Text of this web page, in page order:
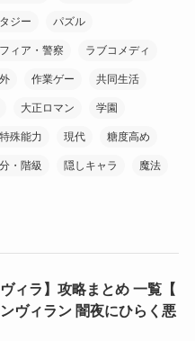
(8)
(7)
(10)
(11)
ジー パズル
ィア・警察 ラブコメディ
作業ゲー 共同生活
大正ロマン 学園
特殊能力 現代 糖度高め
・階級 隠しキャラ 魔法
ヴィラ】攻略まとめ 一覧【
ヴィラン 闇夜にひらく悪